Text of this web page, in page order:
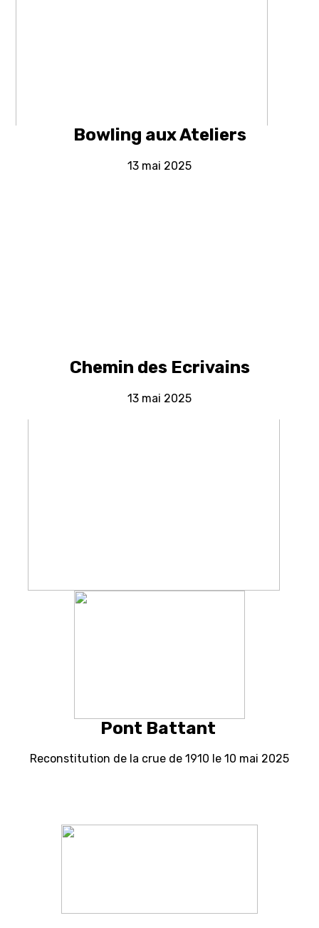
Bowling aux Ateliers
13 mai 2025
Chemin des Ecrivains
13 mai 2025
Pont Battant
Reconstitution de la crue de 1910 le 10 mai 2025